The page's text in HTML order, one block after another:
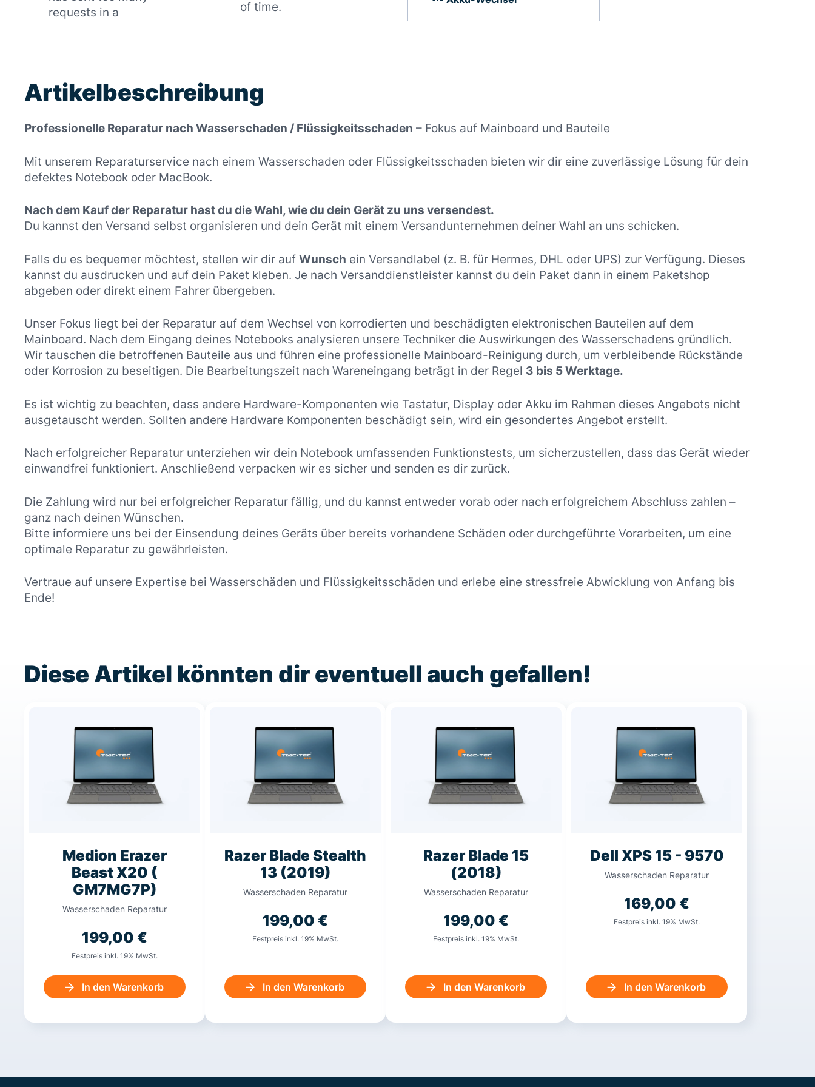
requests in a
of time.
Artikelbeschreibung
Professionelle Reparatur nach Wasserschaden / Flüssigkeitsschaden – Fokus auf Mainboard und Bauteile
Mit unserem Reparaturservice nach einem Wasserschaden oder Flüssigkeitsschaden bieten wir dir eine zuverlässige Lösung für dein
defektes Notebook oder MacBook.
Nach dem Kauf der Reparatur hast du die Wahl, wie du dein Gerät zu uns versendest.
Du kannst den Versand selbst organisieren und dein Gerät mit einem Versandunternehmen deiner Wahl an uns schicken.
Falls du es bequemer möchtest, stellen wir dir auf Wunsch ein Versandlabel (z. B. für Hermes, DHL oder UPS) zur Verfügung. Dieses
kannst du ausdrucken und auf dein Paket kleben. Je nach Versanddienstleister kannst du dein Paket dann in einem Paketshop
abgeben oder direkt einem Fahrer übergeben.
Unser Fokus liegt bei der Reparatur auf dem Wechsel von korrodierten und beschädigten elektronischen Bauteilen auf dem
Mainboard. Nach dem Eingang deines Notebooks analysieren unsere Techniker die Auswirkungen des Wasserschadens gründlich.
Wir tauschen die betroffenen Bauteile aus und führen eine professionelle Mainboard-Reinigung durch, um verbleibende Rückstände
oder Korrosion zu beseitigen. Die Bearbeitungszeit nach Wareneingang beträgt in der Regel 3 bis 5 Werktage.
Es ist wichtig zu beachten, dass andere Hardware-Komponenten wie Tastatur, Display oder Akku im Rahmen dieses Angebots nicht
ausgetauscht werden. Sollten andere Hardware Komponenten beschädigt sein, wird ein gesondertes Angebot erstellt.
Nach erfolgreicher Reparatur unterziehen wir dein Notebook umfassenden Funktionstests, um sicherzustellen, dass das Gerät wieder
einwandfrei funktioniert. Anschließend verpacken wir es sicher und senden es dir zurück.
Die Zahlung wird nur bei erfolgreicher Reparatur fällig, und du kannst entweder vorab oder nach erfolgreichem Abschluss zahlen –
ganz nach deinen Wünschen.
Bitte informiere uns bei der Einsendung deines Geräts über bereits vorhandene Schäden oder durchgeführte Vorarbeiten, um eine
optimale Reparatur zu gewährleisten.
Vertraue auf unsere Expertise bei Wasserschäden und Flüssigkeitsschäden und erlebe eine stressfreie Abwicklung von Anfang bis
Ende!
Diese Artikel könnten dir eventuell auch gefallen!
Medion Erazer
Beast X20 (
GM7MG7P)
Wasserschaden Reparatur
199,00 €
Festpreis inkl. 19% MwSt.
In den Warenkorb
Razer Blade Stealth
13 (2019)
Wasserschaden Reparatur
199,00 €
Festpreis inkl. 19% MwSt.
In den Warenkorb
Razer Blade 15
(2018)
Wasserschaden Reparatur
199,00 €
Festpreis inkl. 19% MwSt.
In den Warenkorb
Dell XPS 15 - 9570
Wasserschaden Reparatur
169,00 €
Festpreis inkl. 19% MwSt.
In den Warenkorb